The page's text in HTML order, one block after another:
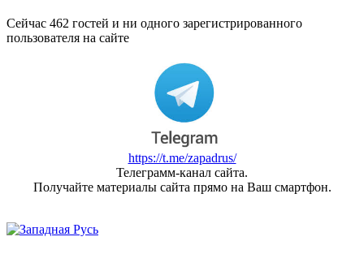
Сейчас 462 гостей и ни одного зарегистрированного
пользователя на сайте
https://t.me/zapadrus/
Телеграмм-канал сайта.
Получайте материалы сайта прямо на Ваш смартфон.